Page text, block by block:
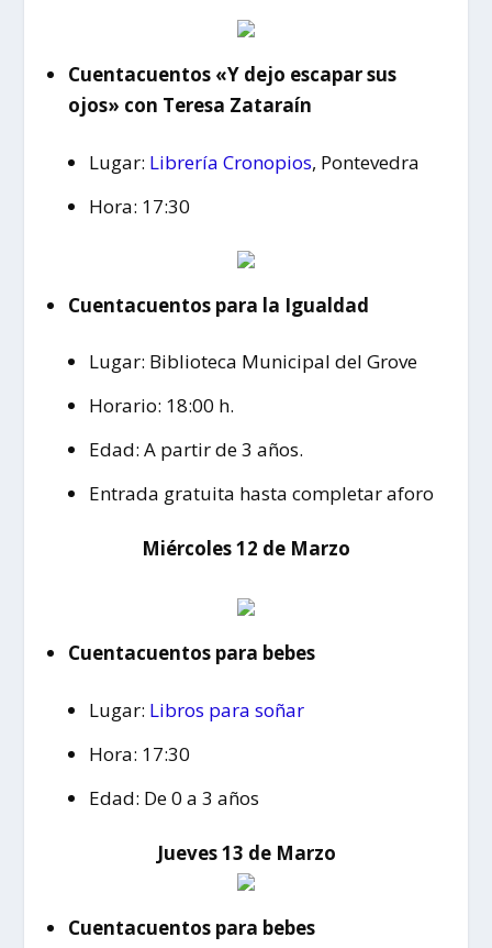
Cuentacuentos «Y dejo escapar sus
ojos» con Teresa Zataraín
Lugar: Librería Cronopios, Pontevedra
Hora: 17:30
Cuentacuentos para la Igualdad
Lugar: Biblioteca Municipal del Grove
Horario: 18:00 h.
Edad: A partir de 3 años.
Entrada gratuita hasta completar aforo
Miércoles 12 de Marzo
Cuentacuentos para bebes
Lugar: Libros para soñar
Hora: 17:30
Edad: De 0 a 3 años
Jueves 13 de Marzo
Cuentacuentos para bebes